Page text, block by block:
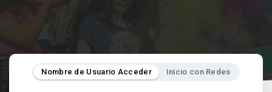
Nombre de Usuario Acceder Inicio con Redes